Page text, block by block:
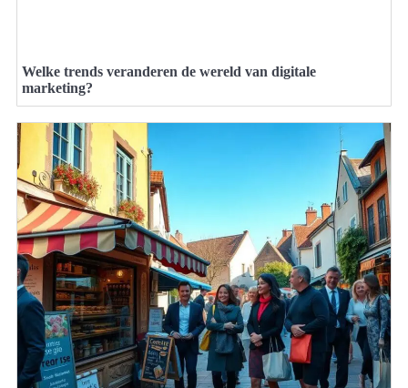
Welke trends veranderen de wereld van digitale
marketing?